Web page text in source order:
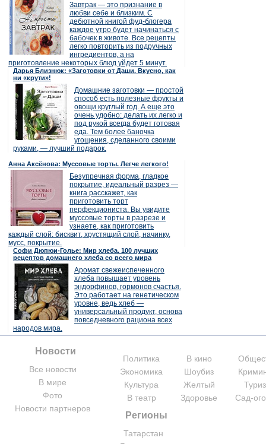
Завтрак — это признание в
любви себе и близким. С
дебютной книгой фуд-блогера
каждое утро будет начинаться с
бабочек в животе. Все рецепты
легко повторить из подручных
ингредиентов, а на
приготовление некоторых блюд уйдет 5 минут.
Дарья Близнюк: «Заготовки от Даши. Вкусно, как
ни «крути»!
Домашние заготовки — простой
способ есть полезные фрукты и
овощи круглый год. А еще это
очень удобно: делать их легко и
под рукой всегда будет готовая
еда. Тем более баночка
угощения, сделанного своими
руками, — лучший подарок.
Анна Аксёнова: Муссовые торты. Легче легкого!
Безупречная форма, гладкое
покрытие, идеальный разрез —
книга расскажет, как
приготовить торт
перфекциониста. Вы увидите
муссовые торты в разрезе и
узнаете, как приготовить
каждый слой: бисквит, хрустящий слой, начинку,
мусс, покрытие.
Софи Дюпюи-Голье: Мир хлеба. 100 лучших
рецептов домашнего хлеба со всего мира
Аромат свежеиспеченного
хлеба повышает уровень
эндорфинов, гормонов счастья.
Это работает на генетическом
уровне, ведь хлеб —
универсальный продукт, основа
повседневного рациона всех
народов мира.
Новости
Все новости
В мире
Фото
Новости партнеров
Политика
Экономика
Культура
В театр
В кино
Шоубиз
Желтый
Здоровье
Сад-
Регионы
Татарстан